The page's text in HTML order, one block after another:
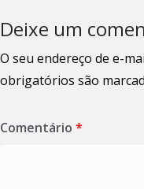
Deixe um
O seu endereço de e-
obrigatórios são
Comentário *